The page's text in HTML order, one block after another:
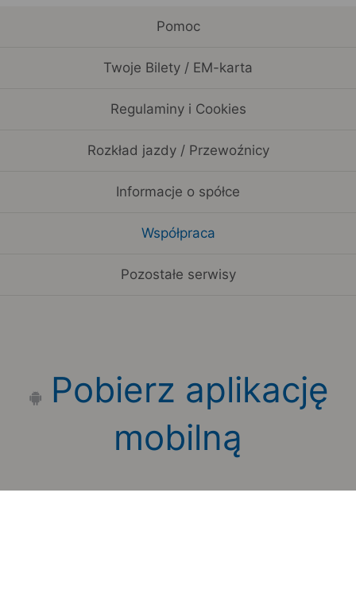
Pomoc
Twoje Bilety / EM-karta
Regulaminy i Cookies
Rozkład jazdy / Przewoźnicy
Informacje o spółce
Współpraca
Pozostałe serwisy
Pobierz aplikację
mobilną